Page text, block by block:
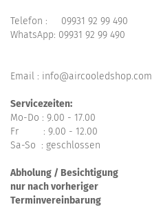
Telefon : 09931 92 99 490
WhatsApp: 09931 92 99 490
Email : info@aircooledshop.com
Servicezeiten:
Mo-Do : 9.00 - 17.00
Fr : 9.00 - 12.00
Sa-So : geschlossen
Abholung / Besichtigung
nur nach vorheriger
Terminvereinbarung